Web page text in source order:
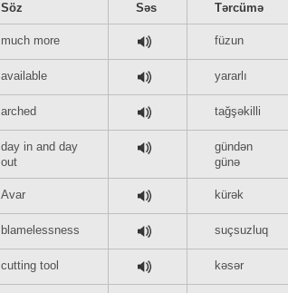
Söz Səs Tərcümə
much more füzun
available yararlı
arched tağşəkilli
day in and day
out
gündən
günə
Avar kürək
blamelessness suçsuzluq
cutting tool kəsər